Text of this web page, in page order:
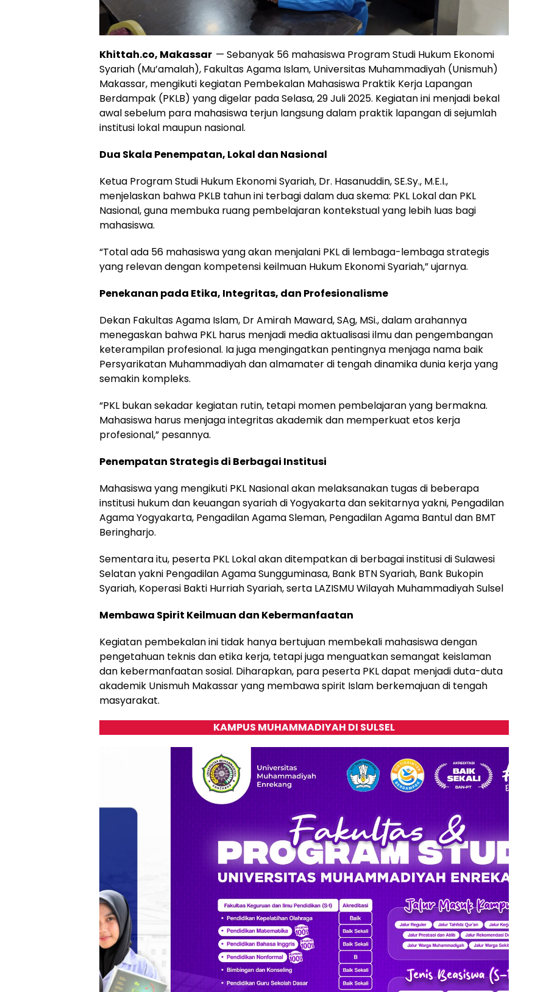
Khittah.co, Makassar — Sebanyak 56 mahasiswa Program Studi Hukum Ekonomi
Syariah (Mu’amalah), Fakultas Agama Islam, Universitas Muhammadiyah (Unismuh)
Makassar, mengikuti kegiatan Pembekalan Mahasiswa Praktik Kerja Lapangan
Berdampak (PKLB) yang digelar pada Selasa, 29 Juli 2025. Kegiatan ini menjadi bekal
awal sebelum para mahasiswa terjun langsung dalam praktik lapangan di sejumlah
institusi lokal maupun nasional.
Dua Skala Penempatan, Lokal dan Nasional
Ketua Program Studi Hukum Ekonomi Syariah, Dr. Hasanuddin, SE.Sy., M.E.I.,
menjelaskan bahwa PKLB tahun ini terbagi dalam dua skema: PKL Lokal dan PKL
Nasional, guna membuka ruang pembelajaran kontekstual yang lebih luas bagi
mahasiswa.
“Total ada 56 mahasiswa yang akan menjalani PKL di lembaga-lembaga strategis
yang relevan dengan kompetensi keilmuan Hukum Ekonomi Syariah,” ujarnya.
Penekanan pada Etika, Integritas, dan Profesionalisme
Dekan Fakultas Agama Islam, Dr Amirah Maward, SAg, MSi., dalam arahannya
menegaskan bahwa PKL harus menjadi media aktualisasi ilmu dan pengembangan
keterampilan profesional. Ia juga mengingatkan pentingnya menjaga nama baik
Persyarikatan Muhammadiyah dan almamater di tengah dinamika dunia kerja yang
semakin kompleks.
“PKL bukan sekadar kegiatan rutin, tetapi momen pembelajaran yang bermakna.
Mahasiswa harus menjaga integritas akademik dan memperkuat etos kerja
profesional,” pesannya.
Penempatan Strategis di Berbagai Institusi
Mahasiswa yang mengikuti PKL Nasional akan melaksanakan tugas di beberapa
institusi hukum dan keuangan syariah di Yogyakarta dan sekitarnya yakni, Pengadilan
Agama Yogyakarta, Pengadilan Agama Sleman, Pengadilan Agama Bantul dan BMT
Beringharjo.
Sementara itu, peserta PKL Lokal akan ditempatkan di berbagai institusi di Sulawesi
Selatan yakni Pengadilan Agama Sungguminasa, Bank BTN Syariah, Bank Bukopin
Syariah, Koperasi Bakti Hurriah Syariah, serta LAZISMU Wilayah Muhammadiyah Sulsel
Membawa Spirit Keilmuan dan Kebermanfaatan
Kegiatan pembekalan ini tidak hanya bertujuan membekali mahasiswa dengan
pengetahuan teknis dan etika kerja, tetapi juga menguatkan semangat keislaman
dan kebermanfaatan sosial. Diharapkan, para peserta PKL dapat menjadi duta-duta
akademik Unismuh Makassar yang membawa spirit Islam berkemajuan di tengah
masyarakat.
KAMPUS MUHAMMADIYAH DI SULSEL